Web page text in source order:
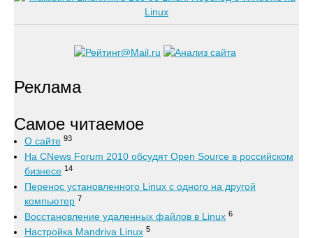
Реклама
Самое читаемое
О сайте 93
На CNews Forum 2010 обсудят Open Source в российском
бизнесе 14
Перенос установленного Linux с одного на другой
компьютер 7
Восстановление удаленных файлов в Linux 6
Настройка Mandriva Linux 5